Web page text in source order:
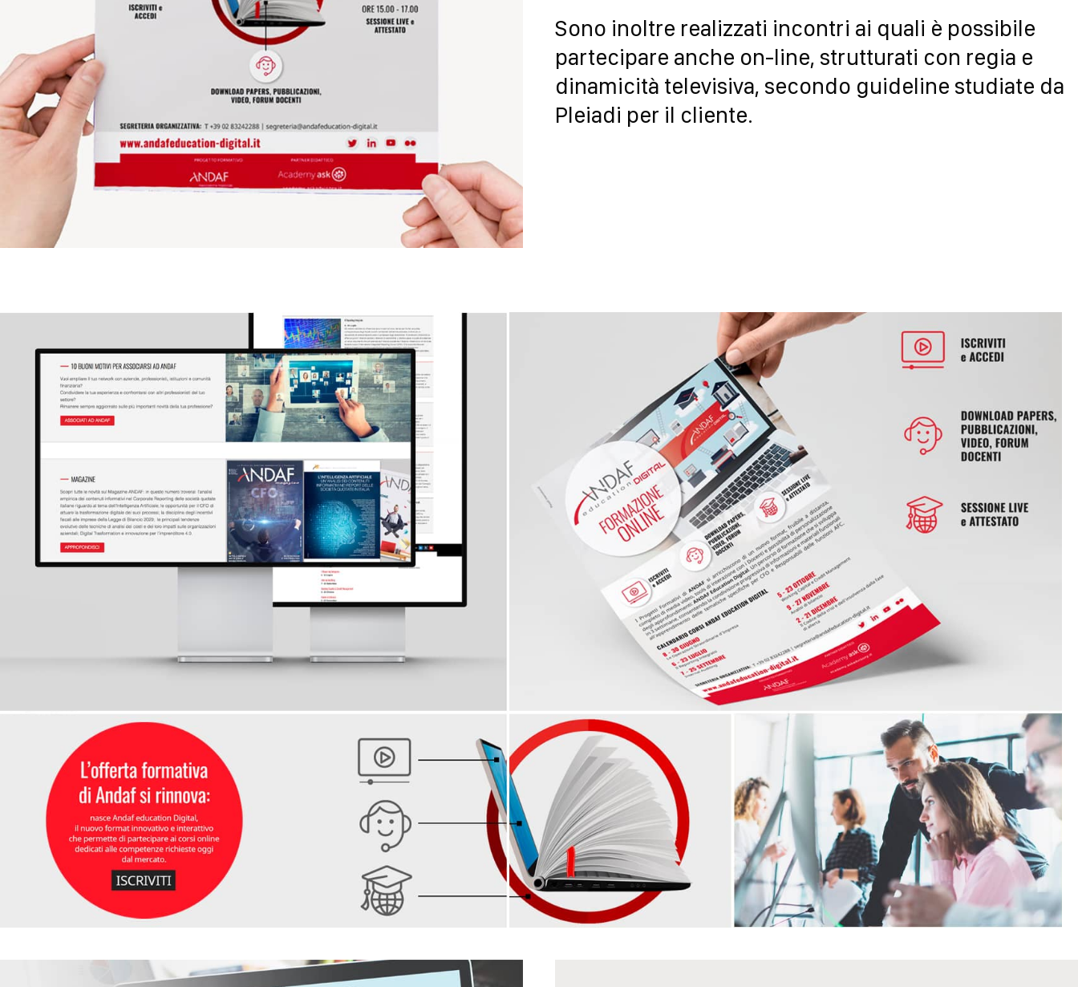
Sono inoltre realizzati incontri ai quali è possibile
partecipare anche on-line, strutturati con regia e
dinamicità televisiva, secondo guideline studiate da
Pleiadi per il cliente.